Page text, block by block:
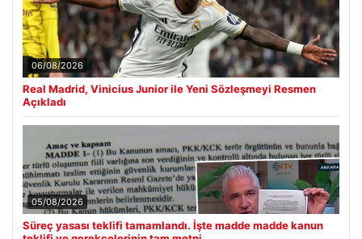
06/08/2026
Real Madrid, Vinicius Junior ile Yeni Sözleşmeyi Resmen
Açıkladı
05/08/2026
Süreç yasası teklifi tamamlandı. İşte madde madde kanun